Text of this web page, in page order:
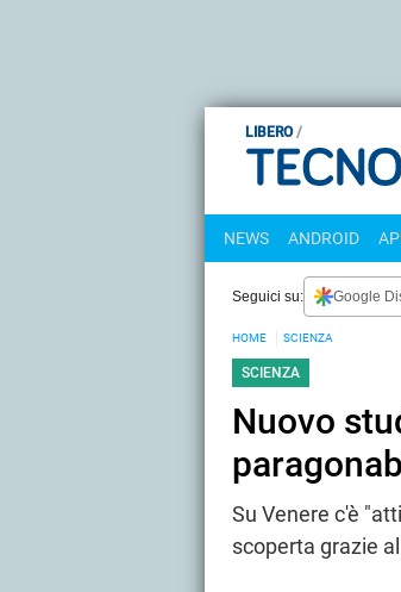
LIBERO
NEWS ANDROID
Seguici su: Google
HOME SCIENZA
SCIENZA
Nuovo
Su Venere c'è
scoperta grazie